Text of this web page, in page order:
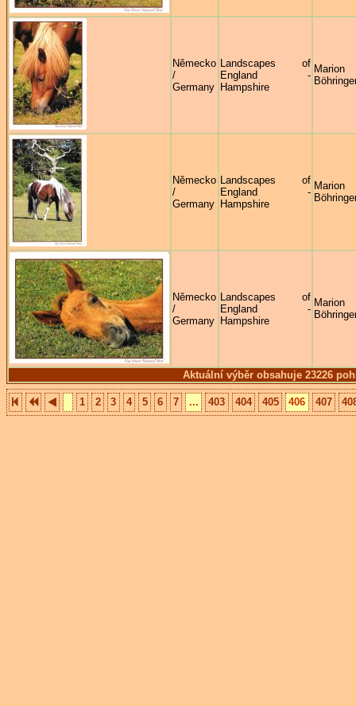
Aktuální výběr obsahuje 23226
Německo
/
Germany
Landscapes of
England -
Hampshire
Marion
Německo
/
Germany
Landscapes of
England -
Hampshire
Marion
Německo
/
Germany
Landscapes of
England -
Hampshire
Marion
1 2 3 4 5 6 7 ... 403 404 405 406 407